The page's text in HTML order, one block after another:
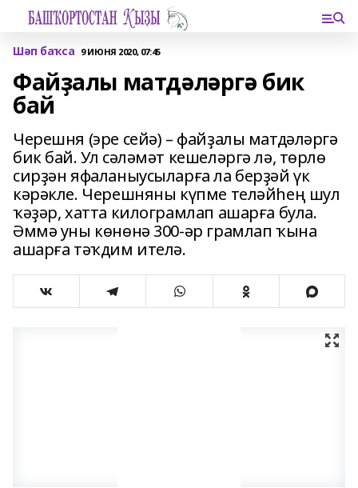
Шәп баҡса 9 ИЮНЯ 2020, 07:45
Файҙалы матдәләргә бик
бай
Черешня (эре сейә) – файҙалы матдәләргә
бик бай. Ул сәләмәт кешеләргә лә, төрлө
сирҙән яфаланыусыларға ла берҙәй үк
кәрәкле. Черешняны күпме теләйһең шул
ҡәҙәр, хатта килограмлап ашарға була.
Әммә уны көнөнә 300-әр грамлап ҡына
ашарға тәҡдим ителә.